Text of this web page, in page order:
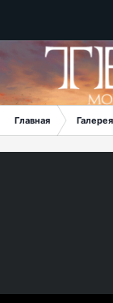
Главная Галерея